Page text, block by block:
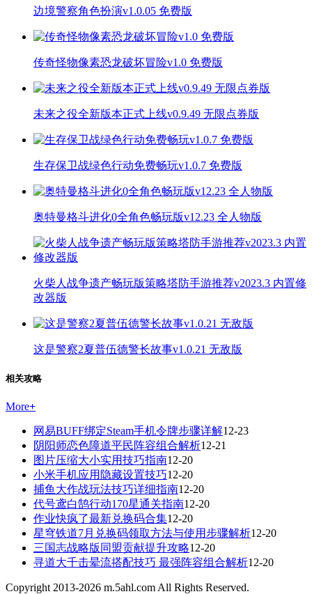
边境警察角色扮演v1.0.05 免费版
传奇怪物像素恐龙破坏冒险v1.0 免费版
未来之役全新版本正式上线v0.9.49 无限点券版
生存保卫战绿色行动免费畅玩v1.0.7 免费版
奥特曼格斗进化0全角色畅玩版v12.23 全人物版
火柴人战争遗产畅玩版策略塔防手游推荐v2023.3 内置修
改器版
这是警察2夏普伍德警长故事v1.0.21 无敌版
相关攻略
More+
网易BUFF绑定Steam手机令牌步骤详解12-23
阴阳师恋色障道平民阵容组合解析12-21
图片压缩大小实用技巧指南12-20
小米手机应用隐藏设置技巧12-20
捕鱼大作战玩法技巧详细指南12-20
代号鸢白鹄行动170星通关指南12-20
作业快疯了最新兑换码合集12-20
星穹铁道7月兑换码领取方法与使用步骤解析12-20
三国志战略版同盟贡献提升攻略12-20
寻道大千击晕流搭配技巧 最强阵容组合解析12-20
Copyright 2013-2026 m.5ahl.com All Rights Reserved.